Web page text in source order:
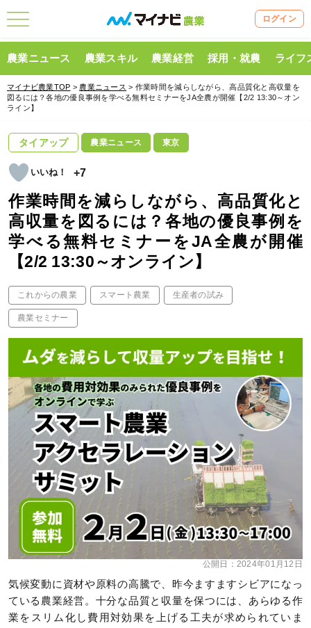
ログイン
農業ニュース 農業スキル 農業経営 採用・就農 ライフ
マイナビ農業TOP > 農業ニュース > 作業時間を減らしながら、高品質化と高収量を
図るには？各地の優良事例を学べる無料セミナーをJA全農が開催【2/2 13:30～オン
ライン】
タイアップ 農業ニュース 東京
+7
作業時間を減らしながら、高品質化と
高収量を図るには？各地の優良事例を
学べる無料セミナーをJA全農が開催
【2/2 13:30～オンライン】
これからの農業 スマート農業 生産者の試み
農業セミナー
公開日： 2024年01月12日
気候変動に資材や原料の高騰で、昨今ますますシビアになっ
ている農業経営。十分な品質と収量を保つには、あらゆる作
業をスリム化し費用対効果を上げる工夫が求められていま